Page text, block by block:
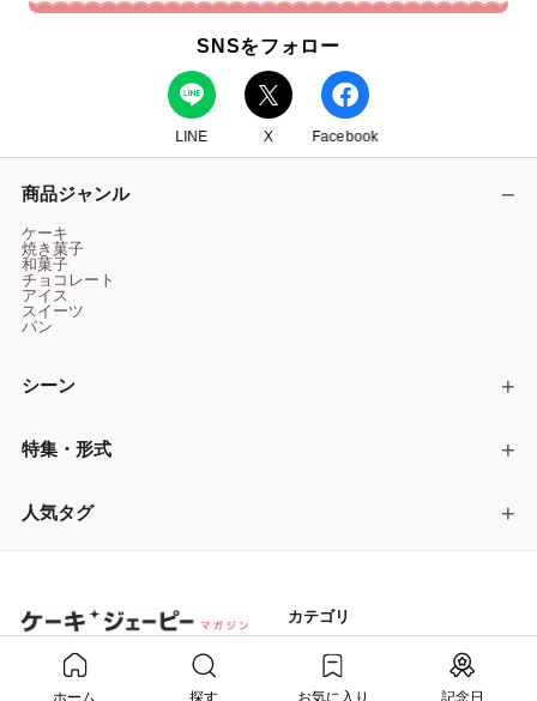
SNSをフォロー
LINE X Facebook
商品ジャンル
ケーキ
焼き菓子
和菓子
チョコレート
アイス
スイーツ
パン
シーン
特集・形式
人気タグ
作り手の想いから、贈る理由まで。
スイーツを、もっと深く楽しむため
カテゴリ
トレンド
季節のまとめ
はじめての人へ
ホーム 探す お気に入り 記念日